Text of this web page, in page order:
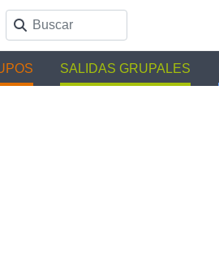
SALIDAS GRUPALES